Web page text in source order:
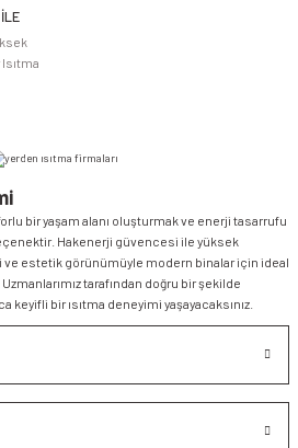
bir yaşam alanı oluşturmak ve enerji tasarrufu
Hakenerji güvencesi ile yüksek
estetik görünümüyle modern binalar için ideal
tarafından doğru bir şekilde
keyifli bir ısıtma deneyimi yaşayacaksınız.